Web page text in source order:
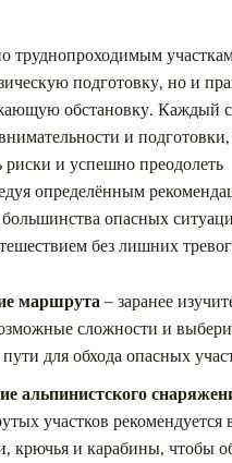
труднопроходимым
подготовку, но и
обстановку. Каждый
и
и успешно преодолеть
определённым
опасных
без лишних
маршрута– заранее
сложности и
для обхода опасных
альпинистского
участков рекомендуется
крючья и карабины, чтобы